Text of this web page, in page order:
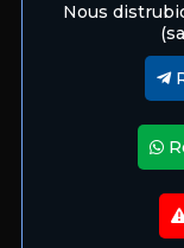
Nous